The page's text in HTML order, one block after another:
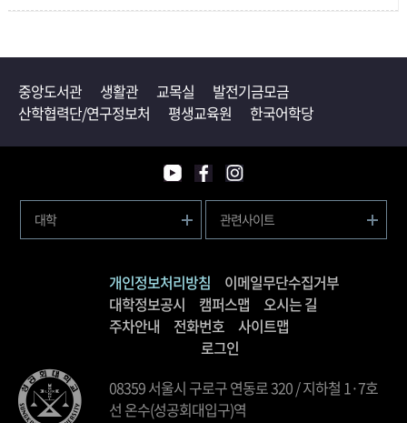
중앙도서관 생활관 교목실
발전기금모금
산학협력단/연구정보처
평생교육원 한국어학당
대학 관련사이트
개인정보처리방침
이메일무단수집거부
대학정보공시
캠퍼스맵
오시는 길
주차안내
전화번호
사이트맵
로그인
08359 서울시 구로구 연동로 320 / 지하철 1·7호
선 온수(성공회대입구)역